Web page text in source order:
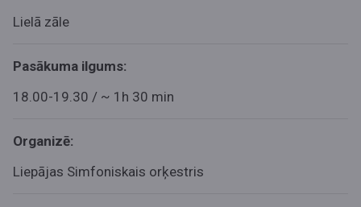
Lielā zāle
Pasākuma ilgums:
18.00-19.30 / ~ 1h 30 min
Organizē:
Liepājas Simfoniskais orķestris